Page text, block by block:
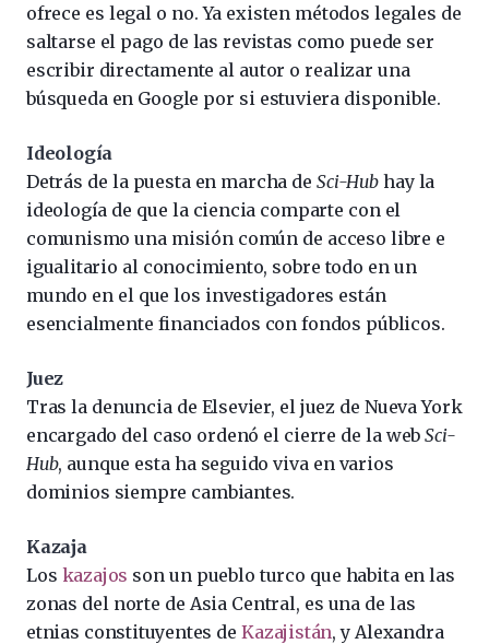
ofrece es legal o no. Ya existen métodos legales de
saltarse el pago de las revistas como puede ser
escribir directamente al autor o realizar una
búsqueda en Google por si estuviera disponible.
Ideología
Detrás de la puesta en marcha deSci-Hubhay la
ideología de que la ciencia comparte con el
comunismo una misión común de acceso libre e
igualitario al conocimiento, sobre todo en un
mundo en el que los investigadores están
esencialmente financiados con fondos públicos.
Juez
Tras la denuncia de Elsevier, el juez de Nueva York
encargado del caso ordenó el cierre de la webSci-
Hub, aunque esta ha seguido viva en varios
dominios siempre cambiantes.
Kazaja
Los kazajos son un pueblo turco que habita en las
zonas del norte de Asia Central, es una de las
etnias constituyentes deKazajistán, y Alexandra